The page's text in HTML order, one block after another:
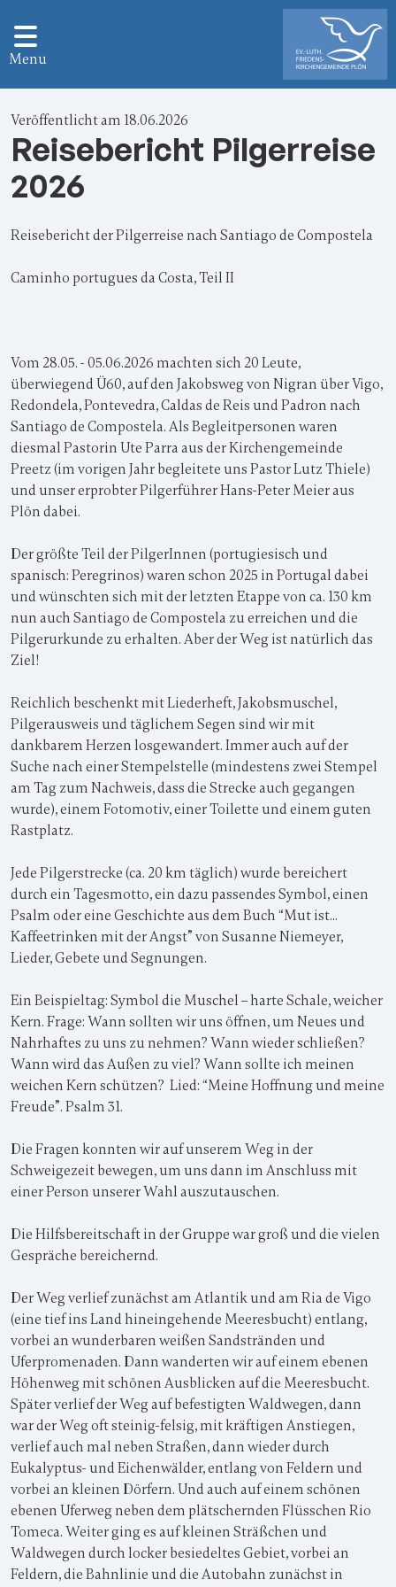
Menu
Veröffentlicht am 18.06.2026
Reisebericht Pilgerreise
2026
Reisebericht der Pilgerreise nach Santiago de Compostela
Caminho portugues da Costa, Teil II
Vom 28.05. - 05.06.2026 machten sich 20 Leute,
überwiegend Ü60, auf den Jakobsweg von Nigran über Vigo,
Redondela, Pontevedra, Caldas de Reis und Padron nach
Santiago de Compostela. Als Begleitpersonen waren
diesmal Pastorin Ute Parra aus der Kirchengemeinde
Preetz (im vorigen Jahr begleitete uns Pastor Lutz Thiele)
und unser erprobter Pilgerführer Hans-Peter Meier aus
Plön dabei.
Der größte Teil der PilgerInnen (portugiesisch und
spanisch: Peregrinos) waren schon 2025 in Portugal dabei
und wünschten sich mit der letzten Etappe von ca. 130 km
nun auch Santiago de Compostela zu erreichen und die
Pilgerurkunde zu erhalten. Aber der Weg ist natürlich das
Ziel!
Reichlich beschenkt mit Liederheft, Jakobsmuschel,
Pilgerausweis und täglichem Segen sind wir mit
dankbarem Herzen losgewandert. Immer auch auf der
Suche nach einer Stempelstelle (mindestens zwei Stempel
am Tag zum Nachweis, dass die Strecke auch gegangen
wurde), einem Fotomotiv, einer Toilette und einem guten
Rastplatz.
Jede Pilgerstrecke (ca. 20 km täglich) wurde bereichert
durch ein Tagesmotto, ein dazu passendes Symbol, einen
Psalm oder eine Geschichte aus dem Buch “Mut ist...
Kaffeetrinken mit der Angst” von Susanne Niemeyer,
Lieder, Gebete und Segnungen.
Ein Beispieltag: Symbol die Muschel – harte Schale, weicher
Kern. Frage: Wann sollten wir uns öffnen, um Neues und
Nahrhaftes zu uns zu nehmen? Wann wieder schließen?
Wann wird das Außen zu viel? Wann sollte ich meinen
weichen Kern schützen? Lied: “Meine Hoffnung und meine
Freude”. Psalm 31.
Die Fragen konnten wir auf unserem Weg in der
Schweigezeit bewegen, um uns dann im Anschluss mit
einer Person unserer Wahl auszutauschen.
Die Hilfsbereitschaft in der Gruppe war groß und die vielen
Gespräche bereichernd.
Der Weg verlief zunächst am Atlantik und am Ria de Vigo
(eine tief ins Land hineingehende Meeresbucht) entlang,
vorbei an wunderbaren weißen Sandstränden und
Uferpromenaden. Dann wanderten wir auf einem ebenen
Höhenweg mit schönen Ausblicken auf die Meeresbucht.
Später verlief der Weg auf befestigten Waldwegen, dann
war der Weg oft steinig-felsig, mit kräftigen Anstiegen,
verlief auch mal neben Straßen, dann wieder durch
Eukalyptus- und Eichenwälder, entlang von Feldern und
vorbei an kleinen Dörfern. Und auch auf einem schönen
ebenen Uferweg neben dem plätschernden Flüsschen Rio
Tomeca. Weiter ging es auf kleinen Sträßchen und
Waldwegen durch locker besiedeltes Gebiet, vorbei an
Feldern, die Bahnlinie und die Autobahn zunächst in